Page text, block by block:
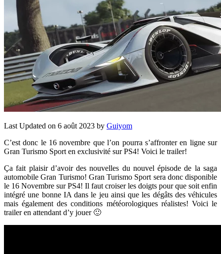
Last Updated on 6 août 2023 by Guiyom
C’est donc le 16 novembre que l’on pourra s’affronter en ligne sur
Gran Turismo Sport en exclusivité sur PS4! Voici le trailer!
Ça fait plaisir d’avoir des nouvelles du nouvel épisode de la saga
automobile Gran Turismo! Gran Turismo Sport sera donc disponible
le 16 Novembre sur PS4! Il faut croiser les doigts pour que soit enfin
intégré une bonne IA dans le jeu ainsi que les dégâts des véhicules
mais également des conditions météorologiques réalistes! Voici le
trailer en attendant d’y jouer 🙂